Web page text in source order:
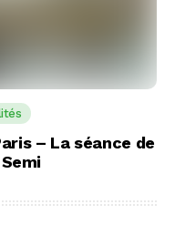
– La séance de